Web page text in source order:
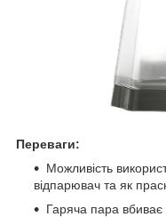
Переваги:
Можливість
відпарювач та як
Гаряча пара вбиває